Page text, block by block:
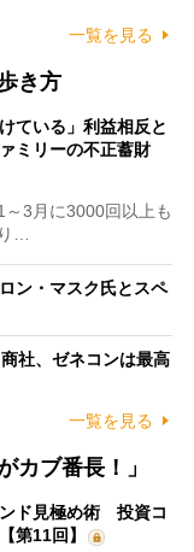
一覧を見る
き方
ている」利益相反と
ミリーの不正蓄財
3月に3000回以上も
…
ン・マスク氏とスペ
社、ゼネコンは最高
一覧を見る
カブ番長！」
ンド見極め術 投資コ
第11回】